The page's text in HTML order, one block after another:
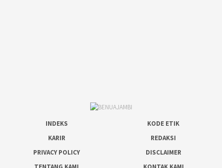
INDEKS
KODE ETIK
KARIR
REDAKSI
PRIVACY POLICY
DISCLAIMER